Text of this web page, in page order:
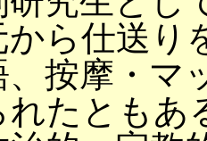
から仕送り
、按摩・マ
たともあ